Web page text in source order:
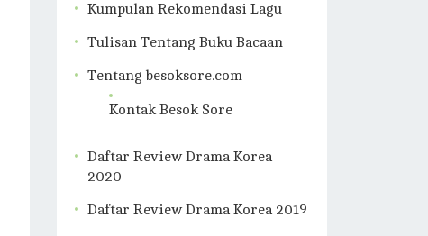
Kumpulan Rekomendasi Lagu
Tulisan Tentang Buku Bacaan
Tentang besoksore.com
Kontak Besok Sore
Daftar Review Drama Korea
2020
Daftar Review Drama Korea 2019